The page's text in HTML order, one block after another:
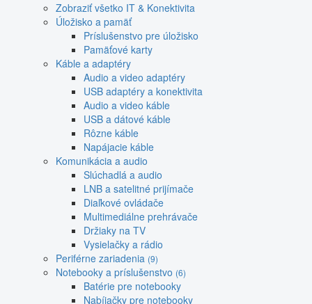
Zobraziť všetko IT & Konektivita
Úložisko a pamäť
Príslušenstvo pre úložisko
Pamäťové karty
Káble a adaptéry
Audio a video adaptéry
USB adaptéry a konektivita
Audio a video káble
USB a dátové káble
Rôzne káble
Napájacie káble
Komunikácia a audio
Slúchadlá a audio
LNB a satelitné prijímače
Diaľkové ovládače
Multimediálne prehrávače
Držiaky na TV
Vysielačky a rádio
Periférne zariadenia (9)
Notebooky a príslušenstvo (6)
Batérie pre notebooky
Nabíjačky pre notebooky